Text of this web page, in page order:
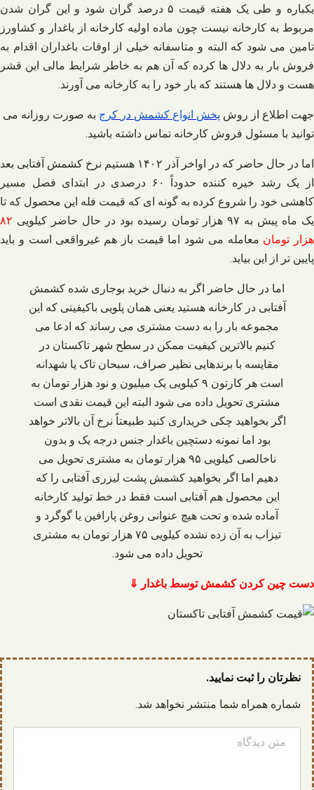
یکباره و طی یک هفته قیمت ۵ درصد گران شود و این گران شدن
مربوط به کارخانه نیست چون ماده اولیه کارخانه از باغدار و کشاورز
تامین می‌ شود که البته و متاسفانه خیلی از اوقات باغداران اقدام به
فروش بار به دلال‌ ها کرده که آن هم به خاطر شرایط مالی این قشر
هست و دلال‌ ها هستند که بار خود را به کارخانه می‌ آورند.
جهت اطلاع از روش پخش انواع کشمش در کرج به صورت روزانه می
توانید با مسئول فروش کارخانه تماس داشته باشید.
اما در حال حاضر که در اواخر آذر ۱۴۰۲ هستیم نرخ کشمش آفتابی بعد
از یک رشد خیره کننده حدوداً ۶۰ درصدی در ابتدای فصل مسیر
کاهشی خود را شروع کرده به گونه‌ ای که قیمت فله این محصول که تا
یک ماه پیش به ۹۷ هزار تومان رسیده بود در حال حاضر کیلویی
۸۲
هزار تومان معامله می‌ شود اما قیمت باز هم غیرواقعی است و باید
پایین‌ تر از این بیاید.
اما در حال حاضر اگر به دنبال خرید بوجاری شده کشمش
آفتابی در کارخانه هستید یعنی همان پلویی باکیفیتی که این
مجموعه بار را به دست مشتری می‌ رساند که ادعا می‌
کنیم بالاترین کیفیت ممکن در سطح شهر تاکستان در
مقایسه با برندهایی نظیر صراف، سبحان تاک یا شهدانه
است هر کارتون ۹ کیلویی یک میلیون و نود هزار تومان به
مشتری تحویل داده می‌ شود البته این قیمت نقدی است
اگر بخواهید چکی خریداری کنید طبیعتاً نرخ آن بالاتر خواهد
بود اما نمونه دستچین باغدار جنس درجه یک و بدون
ناخالصی کیلویی ۹۵ هزار تومان به مشتری تحویل می‌
دهیم اما اگر بخواهید کشمش پشت لیزری آفتابی را که
این محصول هم آفتابی است فقط در خط تولید کارخانه
آماده شده و تحت هیچ عنوانی روغن پارافین یا گوگرد و
تیزاب به آن زده نشده کیلویی ۷۵ هزار تومان به مشتری
تحویل داده می‌ شود.
دست چین کردن کشمش توسط باغدار ⇓
نظرتان را ثبت نمایید.
شماره همراه شما منتشر نخواهد شد.